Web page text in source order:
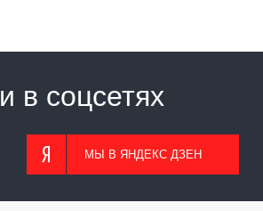
в соцсетях
МЫ В ЯНДЕКС ДЗЕН